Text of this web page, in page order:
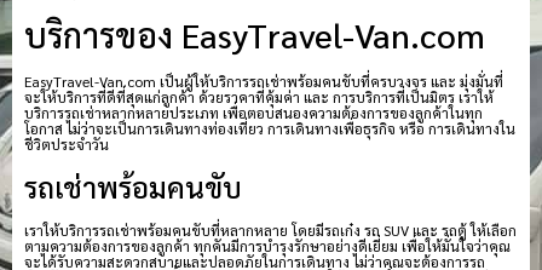
บริการของ EasyTravel-Van.com
EasyTravel-Van.com เป็นผู้ให้บริการรถเช่าพร้อมคนขับที่ครบวงจร และ มุ่งมั่นที่
จะให้บริการที่ดีที่สุดแก่ลูกค้า ด้วยราคาที่คุ้มค่า และ การบริการที่เป็นมิตร เราให้
บริการรถเช่าหลากหลายประเภท เพื่อตอบสนองความต้องการของลูกค้าในทุก
โอกาส ไม่ว่าจะเป็นการเดินทางท่องเที่ยว การเดินทางเพื่อธุรกิจ หรือ การเดินทางใน
ชีวิตประจำวัน
รถเช่าพร้อมคนขับ
เราให้บริการรถเช่าพร้อมคนขับที่หลากหลาย โดยมีรถเก๋ง รถ SUV และ รถตู้ ให้เลือก
ตามความต้องการของลูกค้า ทุกคันมีการบำรุงรักษาอย่างดีเยี่ยม เพื่อให้มั่นใจว่าคุณ
จะได้รับความสะดวกสบายและปลอดภัยในการเดินทาง ไม่ว่าคุณจะต้องการรถ